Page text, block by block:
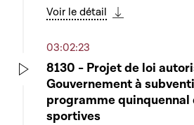
Voir le détail
03:02:23
8130 - Projet de loi
Gouvernement à
programme
sportives